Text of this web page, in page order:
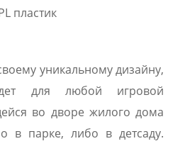
пластик
уникальному дизайну,
для любой игровой
во дворе жилого дома
в парке, либо в детсаду.